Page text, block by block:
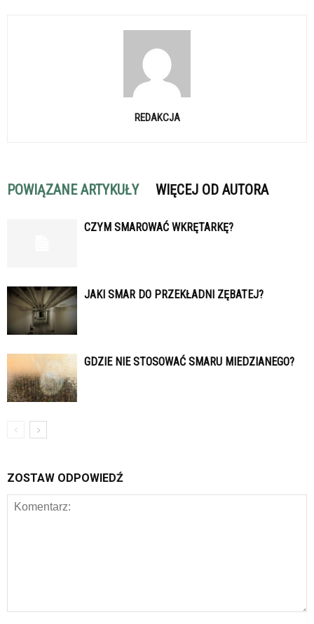
REDAKCJA
POWIĄZANE ARTYKUŁY WIĘCEJ OD AUTORA
CZYM SMAROWAĆ WKRĘTARKĘ?
JAKI SMAR DO PRZEKŁADNI ZĘBATEJ?
GDZIE NIE STOSOWAĆ SMARU MIEDZIANEGO?
ZOSTAW ODPOWIEDŹ